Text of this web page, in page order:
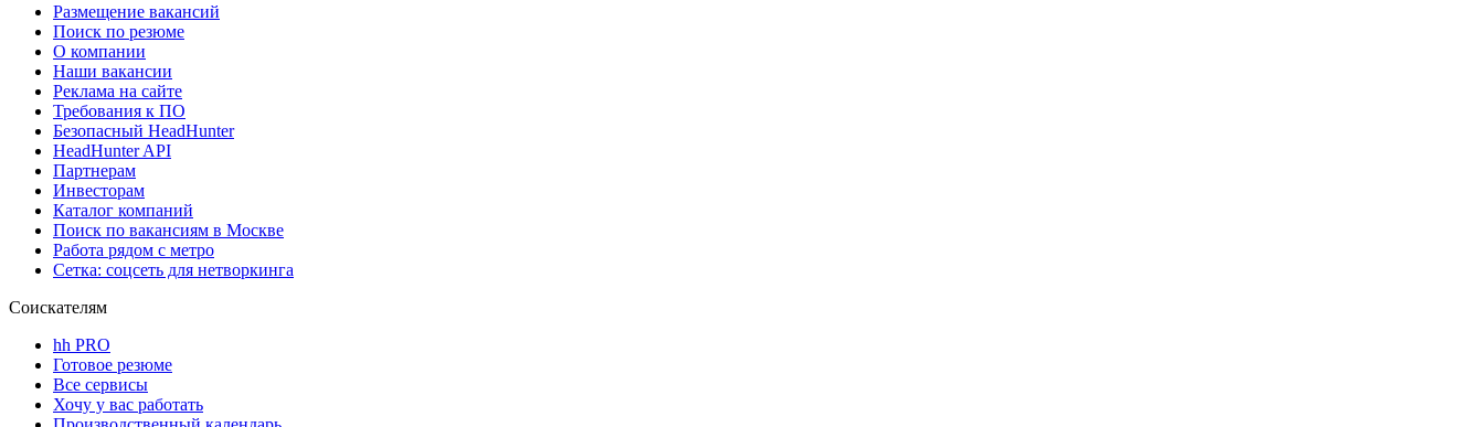
Размещение вакансий
Поиск по резюме
О компании
Наши вакансии
Реклама на сайте
Требования к ПО
Безопасный HeadHunter
HeadHunter API
Партнерам
Инвесторам
Каталог компаний
Поиск по вакансиям в Москве
Работа рядом с метро
Сетка: соцсеть для нетворкинга
Соискателям
hh PRO
Готовое резюме
Все сервисы
Хочу у вас работать